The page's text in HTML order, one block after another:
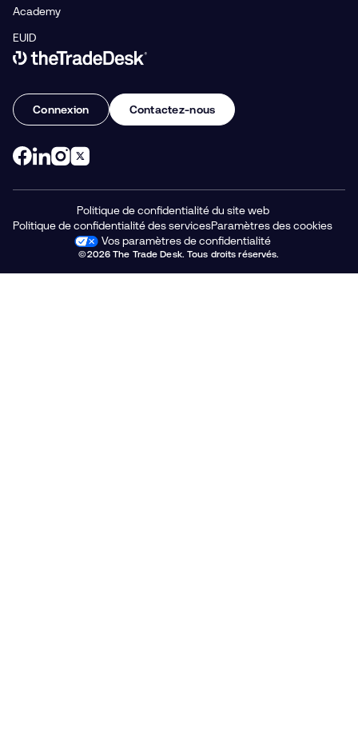
Academy
EUID
Link to The Trade Desk Home Page
Connexion Contactez-nous
Politique de confidentialité du site web
Politique de confidentialité des servicesParamètres des cookies
Vos paramètres de confidentialité
©2026 The Trade Desk. Tous droits réservés.